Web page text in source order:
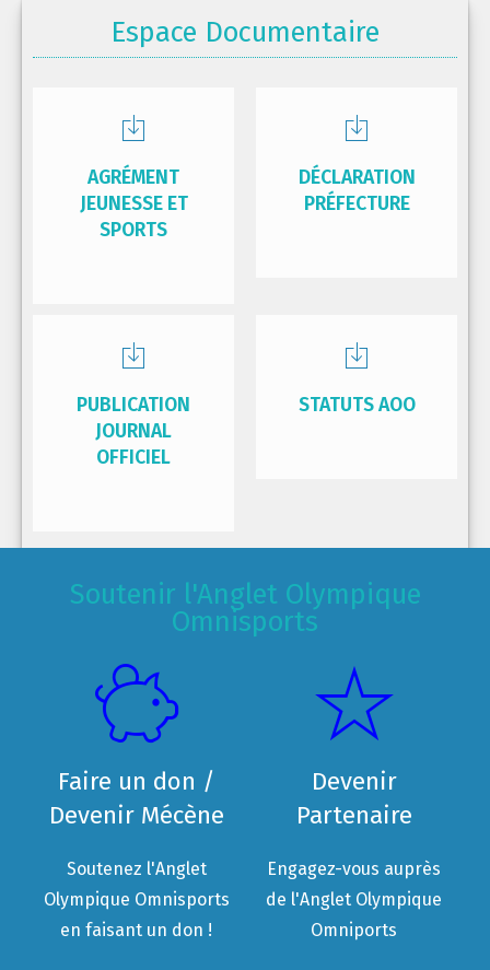
Espace Documentaire
AGRÉMENT
JEUNESSE ET
SPORTS
DÉCLARATION
PRÉFECTURE
PUBLICATION
JOURNAL
OFFICIEL
STATUTS AOO
Soutenir l'Anglet Olympique
Omnisports
Faire un don /
Devenir Mécène
Soutenez l'Anglet
Olympique Omnisports
en faisant un don !
Devenir
Partenaire
Engagez-vous auprès
de l'Anglet Olympique
Omniports